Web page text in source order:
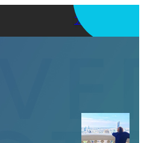
アプリを使う